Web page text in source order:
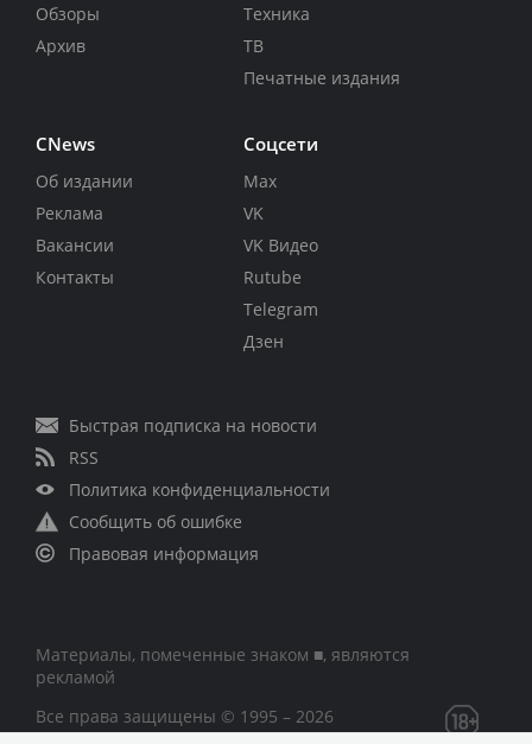
Обзоры
Архив
Техника
ТВ
Печатные издания
CNews
Об издании
Реклама
Вакансии
Контакты
Соцсети
Max
VK
VK Видео
Rutube
Telegram
Дзен
Быстрая подписка на новости
RSS
Политика конфиденциальности
Сообщить об ошибке
Правовая информация
Материалы, помеченные знаком ■, являются
рекламой
Все права защищены © 1995 – 2026